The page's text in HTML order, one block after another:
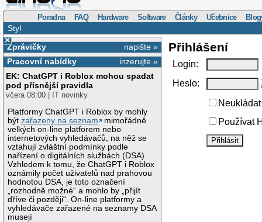
Poradna FAQ Hardware Software Články Učebnice
Styl
×
napište »
Zprávičky
inzerujte »
Pracovní nabídky
EK: ChatGPT i Roblox mohou spadat
pod přísnější pravidla
včera 08:00 | IT novinky
Platformy ChatGPT i Roblox by mohly
býtzařazeny na seznam
mimořádně
velkých on-line platforem nebo
internetových vyhledávačů, na něž se
vztahují zvláštní podmínky podle
nařízení o digitálních službách (DSA).
Vzhledem k tomu, že ChatGPT i Roblox
oznámily počet uživatelů nad prahovou
hodnotou DSA, je toto označení
„rozhodně možné“ a mohlo by „přijít
dříve či později“. On-line platformy a
vyhledávače zařazené na seznamy DSA
musejí
Přihlášení
Login:
Heslo:
Používat